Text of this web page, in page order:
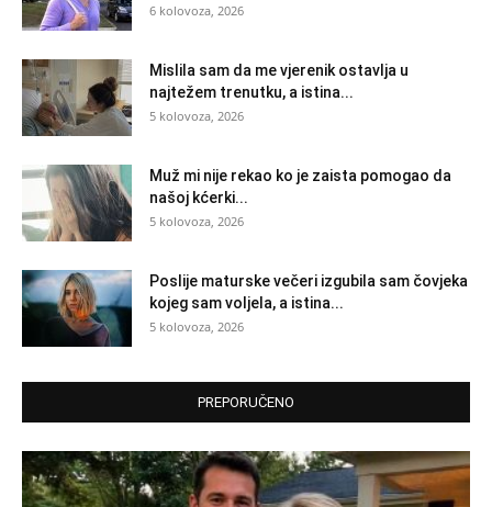
6 kolovoza, 2026
Mislila sam da me vjerenik ostavlja u
najtežem trenutku, a istina...
5 kolovoza, 2026
Muž mi nije rekao ko je zaista pomogao da
našoj kćerki...
5 kolovoza, 2026
Poslije maturske večeri izgubila sam čovjeka
kojeg sam voljela, a istina...
5 kolovoza, 2026
PREPORUČENO